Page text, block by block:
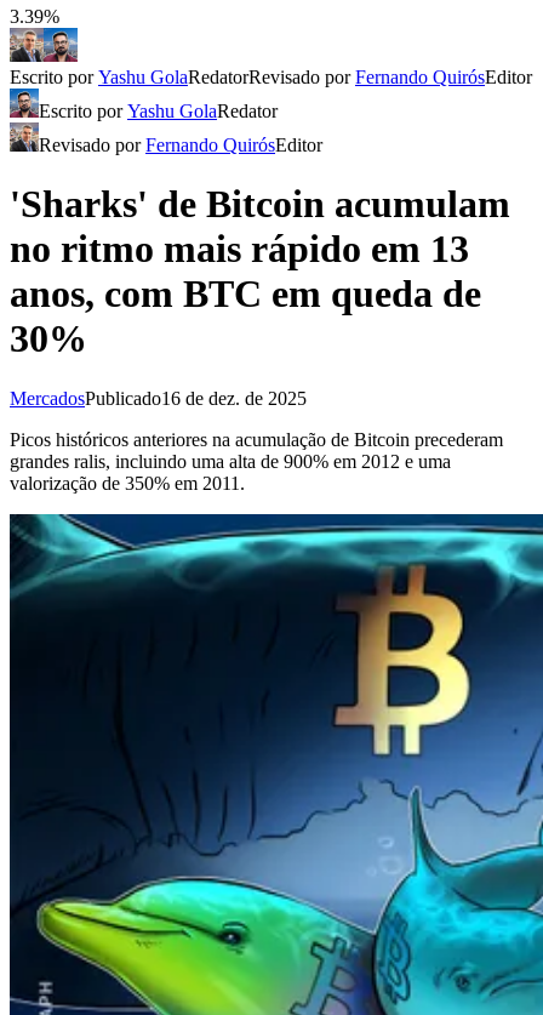
3.39%
Escrito porYashu GolaRedatorRevisado porFernando QuirósEditor
Escrito porYashu GolaRedator
Revisado porFernando QuirósEditor
'Sharks' de Bitcoin acumulam
no ritmo mais rápido em 13
anos, com BTC em queda de
30%
MercadosPublicado16 de dez. de 2025
Picos históricos anteriores na acumulação de Bitcoin precederam
grandes ralis, incluindo uma alta de 900% em 2012 e uma
valorização de 350% em 2011.